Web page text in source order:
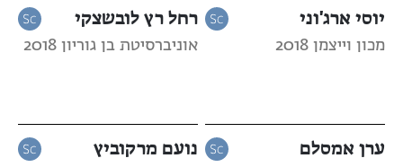
יוסי ארג'וני
מכון וייצמן 2018
רחל רץ לובשצקי
אוניברסיטת בן גוריון 2018
ערן אמסלם נועם מרקוביץ